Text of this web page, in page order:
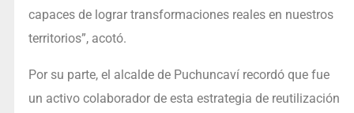
capaces de lograr transformaciones reales en nuestros
territorios”, acotó.
Por su parte, el alcalde de Puchuncaví recordó que fue
un activo colaborador de esta estrategia de reutilización